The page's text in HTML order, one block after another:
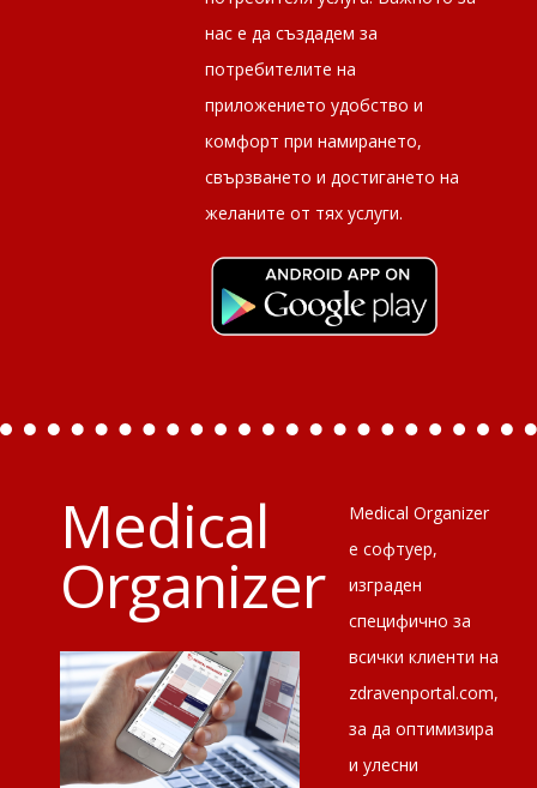
нас е да създадем за
потребителите на
приложението удобство и
комфорт при намирането,
свързването и достигането на
желаните от тях услуги.
Medical
Organizer
Medical Organizer
е софтуер,
изграден
специфично за
всички клиенти на
zdravenportal.com,
за да оптимизира
и улесни